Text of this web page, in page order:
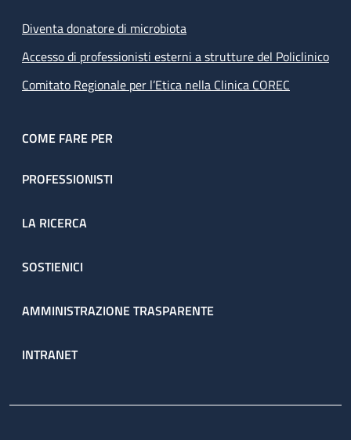
Diventa donatore di microbiota
Accesso di professionisti esterni a strutture del Policlinico
Comitato Regionale per l’Etica nella Clinica COREC
COME FARE PER
PROFESSIONISTI
LA RICERCA
SOSTIENICI
AMMINISTRAZIONE TRASPARENTE
INTRANET